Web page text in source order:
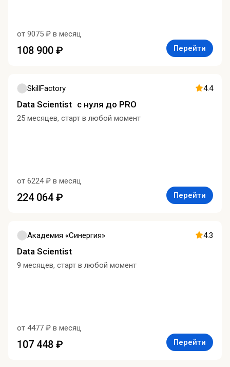
от 9075 ₽ в месяц
108 900 ₽ Перейти
SkillFactory 4.4
Data Scientist с нуля до PRO
25 месяцев, старт в любой момент
от 6224 ₽ в месяц
224 064 ₽ Перейти
Академия «Синергия» 4.3
Data Scientist
9 месяцев, старт в любой момент
от 4477 ₽ в месяц
107 448 ₽ Перейти